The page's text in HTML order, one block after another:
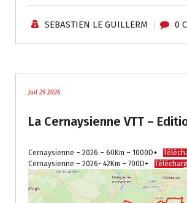
SEBASTIEN LE GUILLERM 0
Juil 29 2026
La Cernaysienne VTT –
Cernaysienne – 2026 – 60Km – 1000D+
Cernaysienne – 2026- 42Km – 700D+